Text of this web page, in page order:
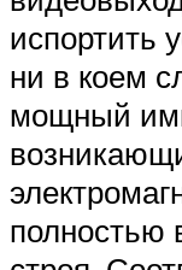
испортить
ни в коем
мощный
полностью